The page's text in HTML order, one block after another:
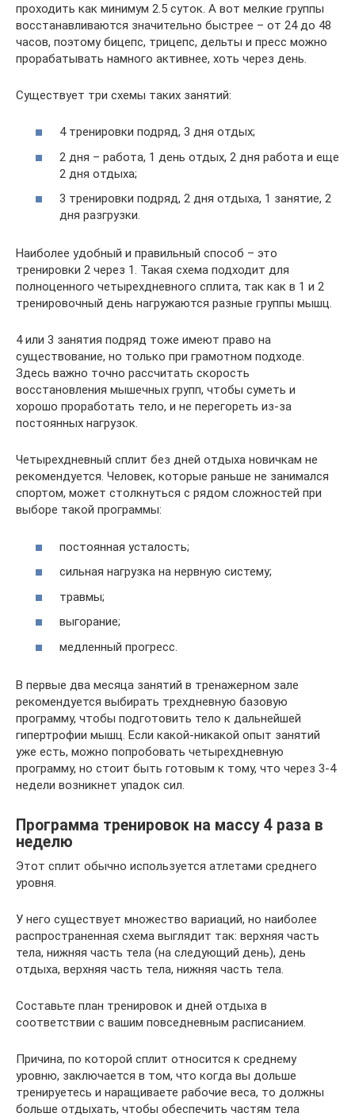
проходить как минимум 2.5 суток. А вот мелкие группы
восстанавливаются значительно быстрее – от 24 до 48
часов, поэтому бицепс, трицепс, дельты и пресс можно
прорабатывать намного активнее, хоть через день.
Существует три схемы таких занятий:
4 тренировки подряд, 3 дня отдых;
2 дня – работа, 1 день отдых, 2 дня работа и еще
2 дня отдыха;
3 тренировки подряд, 2 дня отдыха, 1 занятие, 2
дня разгрузки.
Наиболее удобный и правильный способ – это
тренировки 2 через 1. Такая схема подходит для
полноценного четырехдневного сплита, так как в 1 и 2
тренировочный день нагружаются разные группы мышц.
4 или 3 занятия подряд тоже имеют право на
существование, но только при грамотном подходе.
Здесь важно точно рассчитать скорость
восстановления мышечных групп, чтобы суметь и
хорошо проработать тело, и не перегореть из-за
постоянных нагрузок.
Четырехдневный сплит без дней отдыха новичкам не
рекомендуется. Человек, которые раньше не занимался
спортом, может столкнуться с рядом сложностей при
выборе такой программы:
постоянная усталость;
сильная нагрузка на нервную систему;
травмы;
выгорание;
медленный прогресс.
В первые два месяца занятий в тренажерном зале
рекомендуется выбирать трехдневную базовую
программу, чтобы подготовить тело к дальнейшей
гипертрофии мышц. Если какой-никакой опыт занятий
уже есть, можно попробовать четырехдневную
программу, но стоит быть готовым к тому, что через 3-4
недели возникнет упадок сил.
Программа тренировок на массу 4 раза в
неделю
Этот сплит обычно используется атлетами среднего
уровня.
У него существует множество вариаций, но наиболее
распространенная схема выглядит так: верхняя часть
тела, нижняя часть тела (на следующий день), день
отдыха, верхняя часть тела, нижняя часть тела.
Составьте план тренировок и дней отдыха в
соответствии с вашим повседневным расписанием.
Причина, по которой сплит относится к среднему
уровню, заключается в том, что когда вы дольше
тренируетесь и наращиваете рабочие веса, то должны
больше отдыхать, чтобы обеспечить частям тела